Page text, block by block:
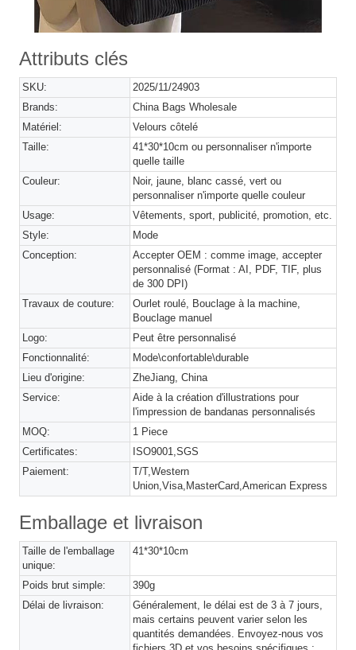
Attributs clés
SKU:
2025/11/24903
Brands:
China Bags Wholesale
Matériel:
Velours côtelé
Taille:
41*30*10cm ou personnaliser n'importe
quelle taille
Couleur:
Noir, jaune, blanc cassé, vert ou
personnaliser n'importe quelle couleur
Usage:
Vêtements, sport, publicité, promotion, etc.
Style:
Mode
Conception:
Accepter OEM : comme image, accepter
personnalisé (Format : AI, PDF, TIF, plus
de 300 DPI)
Travaux de couture:
Ourlet roulé, Bouclage à la machine,
Bouclage manuel
Logo:
Peut être personnalisé
Fonctionnalité:
Mode\confortable\durable
Lieu d'origine:
ZheJiang, China
Service:
Aide à la création d'illustrations pour
l'impression de bandanas personnalisés
MOQ:
1 Piece
Certificates:
ISO9001,SGS
Paiement:
T/T,Western
Union,Visa,MasterCard,American Express
Emballage et livraison
Taille de l'emballage
unique:
41*30*10cm
Poids brut simple:
390g
Délai de livraison:
Généralement, le délai est de 3 à 7 jours,
mais certains peuvent varier selon les
quantités demandées. Envoyez-nous vos